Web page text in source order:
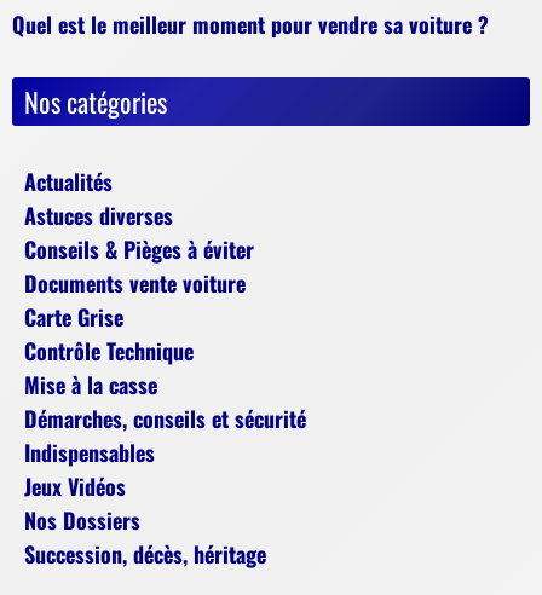
Quel est le meilleur moment pour vendre sa voiture ?
Nos catégories
Actualités
Astuces diverses
Conseils & Pièges à éviter
Documents vente voiture
Carte Grise
Contrôle Technique
Mise à la casse
Démarches, conseils et sécurité
Indispensables
Jeux Vidéos
Nos Dossiers
Succession, décès, héritage